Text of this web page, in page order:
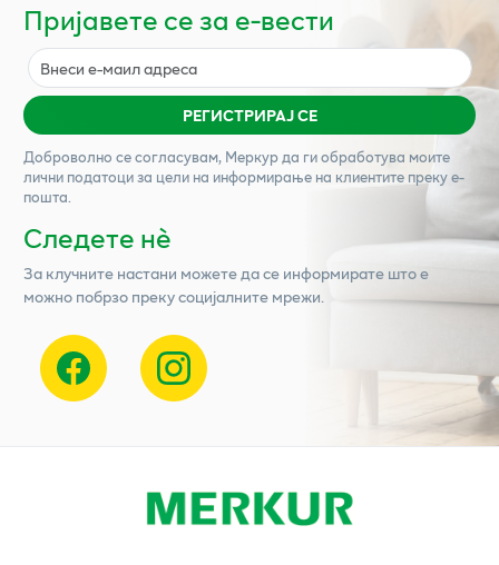
Пријавете се за е-вести
РЕГИСТРИРАЈ СЕ
Доброволно се согласувам, Меркурда ги обработува моите
лични податоци за цели на информирање на клиентите преку е-
пошта.
Следете нѐ
За клучните настани можете да се информирате што е
можно побрзо преку социјалните мрежи.